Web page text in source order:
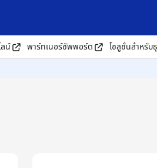
น์ พาร์ทเนอร์ซัพพอร์ต โซลูชั่นสำหรับ